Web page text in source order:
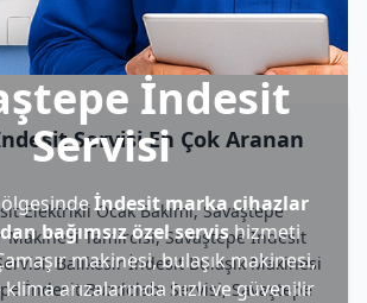
İndesit
Servisi
İndesit marka cihazlar
bağımsız özel servishizmeti
makinesi, bulaşık makinesi,
arızalarında hızlı ve güvenilir
Servisi En Çok Aranan
Elektrikli Ocak Bakımı, Savaştepe
Makinesi Tamircisi, Savaştepe İndesit
Balıkesir İndesit Bulaşık Makinesi
İndesit Buzdolabı Servisi, Savaştepe